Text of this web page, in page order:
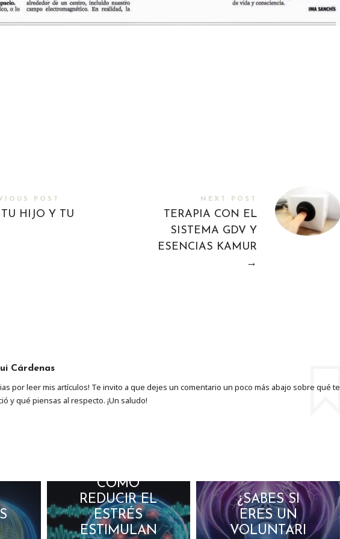
POST
TU HIJO Y TU
NEXT POST
TERAPIA CON EL
SISTEMA GDV Y
ESENCIAS KAMUR
→
Cárdenas
por leer mis artículos! Te invito a que dejes un comentario un poco más abajo sobre qué te
y qué piensas al respecto. ¡Un saludo!
CÓMO
REDUCIR EL
ESTRÉS
ESTIMULAN
¿SABES SI
ERES UN
VOLUNTARI